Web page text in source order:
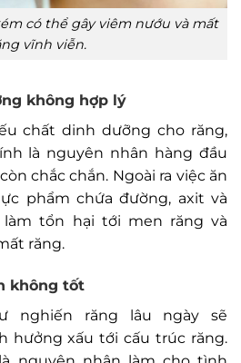
có thể gây viêm nướu và mất
vĩnh viễn.
không hợp lý
chất dinh dưỡng cho răng,
là nguyên nhân hàng đầu
chắc chắn. Ngoài ra việc ăn
phẩm chứa đường, axit và
làm tổn hại tới men răng và
răng.
không tốt
nghiến răng lâu ngày sẽ
hưởng xấu tới cấu trúc răng.